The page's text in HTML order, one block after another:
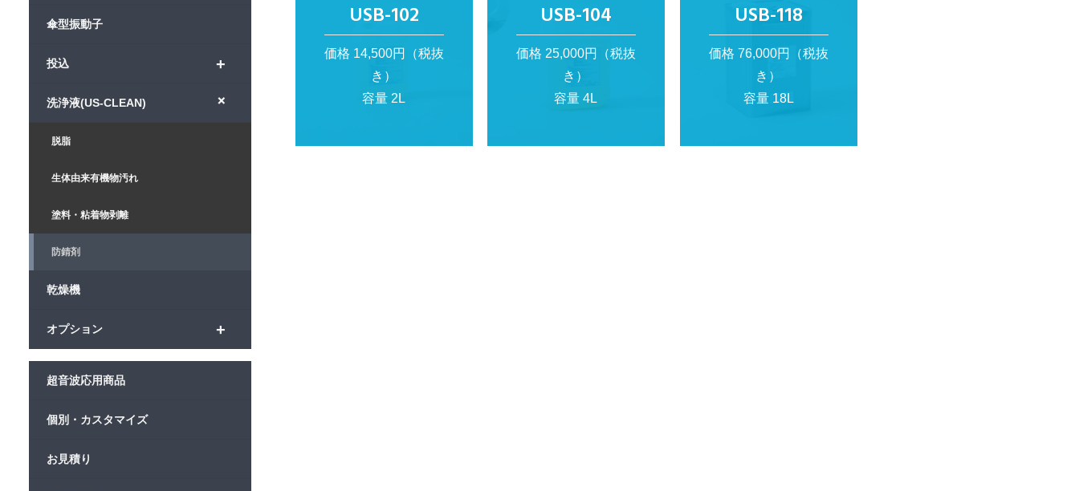
USB-102
価格 14,500円（税抜
き）
容量 2L
USB-104
価格 25,000円（税抜
き）
容量 4L
USB-118
価格 76,000円（税抜
き）
容量 18L
傘型振動子
+
投込
+
洗浄液(US-CLEAN)
脱脂
生体由来有機物汚れ
塗料・粘着物剥離
防錆剤
乾燥機
+
オプション
超音波応用商品
個別・カスタマイズ
お見積り